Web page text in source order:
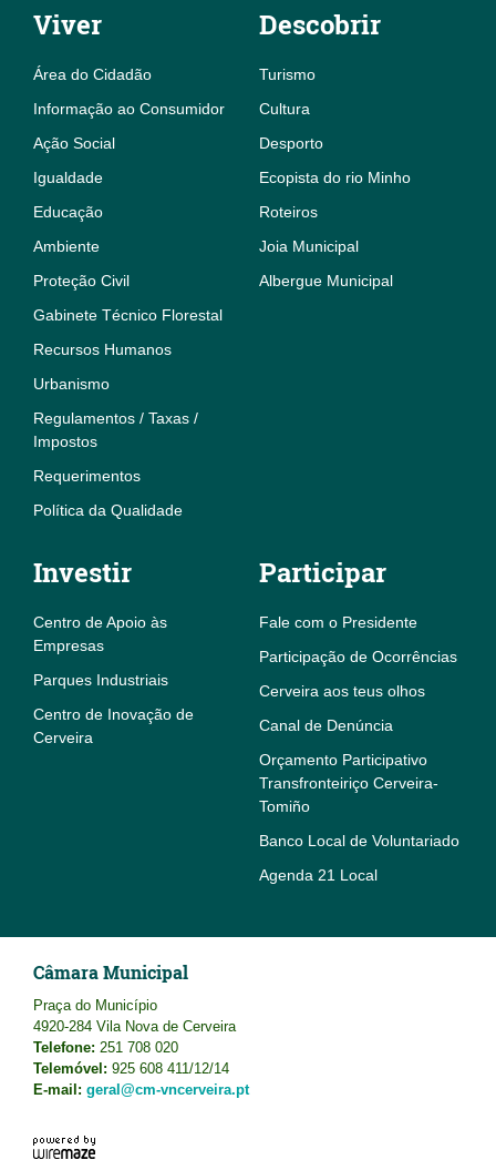
Viver
Área do Cidadão
Informação ao Consumidor
Ação Social
Igualdade
Educação
Ambiente
Proteção Civil
Gabinete Técnico Florestal
Recursos Humanos
Urbanismo
Regulamentos / Taxas /
Impostos
Requerimentos
Política da Qualidade
Descobrir
Turismo
Cultura
Desporto
Ecopista do rio Minho
Roteiros
Joia Municipal
Albergue Municipal
Investir
Centro de Apoio às
Empresas
Parques Industriais
Centro de Inovação de
Cerveira
Participar
Fale com o Presidente
Participação de Ocorrências
Cerveira aos teus olhos
Canal de Denúncia
Orçamento Participativo
Transfronteiriço Cerveira-
Tomiño
Banco Local de Voluntariado
Agenda 21 Local
Câmara Municipal
Praça do Município
4920-284 Vila Nova de Cerveira
Telefone: 251 708 020
Telemóvel: 925 608 411/12/14
E-mail: geral@cm-vncerveira.pt